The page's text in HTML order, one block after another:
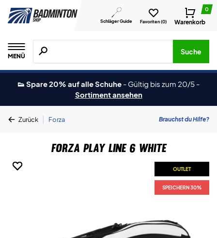
Schläger Guide Favoriten (0)
0
Warenkorb
MENÜ
Suche nach Produkten, Marken usw.
Suche
👟 Spare 20% auf alle Schuhe - Gültig bis zum 20/5 -
Sortiment ansehen
Zurück | Forza Brauchst du Hilfe?
Forza Play Line 6 White
OUTLET
SPEICHERN 30%
OUTLET
SPEICHERN 30%
OUTLET
SPEICHERN 30%
OUTLET
SPEICHERN 30%